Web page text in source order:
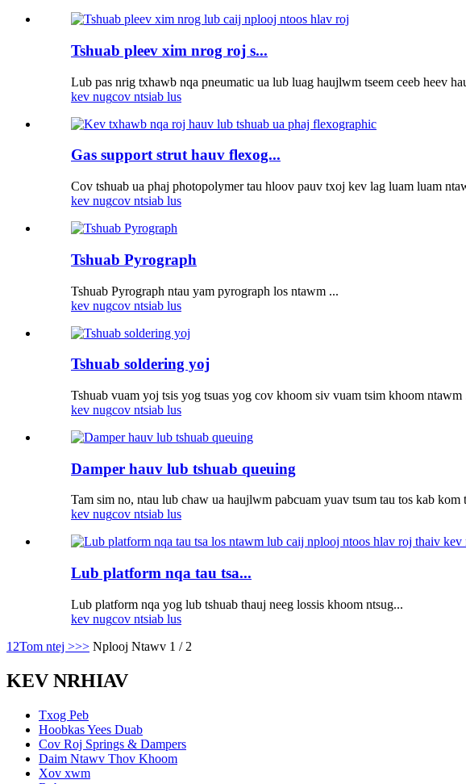
Tshuab pleev xim nrog roj s...
Lub pas nrig txhawb nqa pneumatic ua lub luag haujlwm tseem ceeb heev
kev nugcov ntsiab lus
Gas support strut hauv flexog...
Cov tshuab ua phaj photopolymer tau hloov pauv txoj kev lag luam luam
kev nugcov ntsiab lus
Tshuab Pyrograph
Tshuab Pyrograph ntau yam pyrograph los ntawm ...
kev nugcov ntsiab lus
Tshuab soldering yoj
Tshuab vuam yoj tsis yog tsuas yog cov khoom siv vuam tsim khoom ntawm
kev nugcov ntsiab lus
Damper hauv lub tshuab queuing
Tam sim no, ntau lub chaw ua haujlwm pabcuam yuav tsum tau tos kab
kev nugcov ntsiab lus
Lub platform nqa tau tsa...
Lub platform nqa yog lub tshuab thauj neeg lossis khoom ntsug...
kev nugcov ntsiab lus
1 2Tom ntej >>> Nplooj Ntawv 1 / 2
KEV NRHIAV
Txog Peb
Hoobkas Yees Duab
Cov Roj Springs & Dampers
Daim Ntawv Thov Khoom
Xov xwm